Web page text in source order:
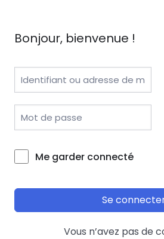
Bonjour, bienvenue !
Me garder connecté
Se
Vous n’avez pas de